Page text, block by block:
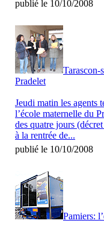
publié le 10/10/2008
Tarascon-
Pradelet
Jeudi matin les agents
l’école maternelle du
des quatre jours
à la rentrée de...
publié le 10/10/2008
Pamiers: